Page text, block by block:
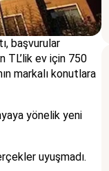
başvurular
TL’lik ev için 750
markalı konutlara
yönelik yeni
uyuşmadı.